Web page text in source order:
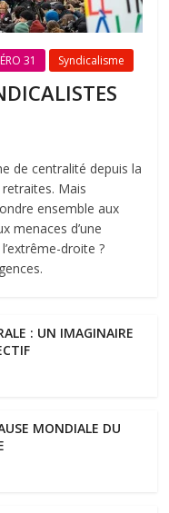
31 Syndicalisme
de centralité depuis la
Mais
ensemble aux
menaces d’une
droite ?
: UN IMAGINAIRE
MONDIALE DU